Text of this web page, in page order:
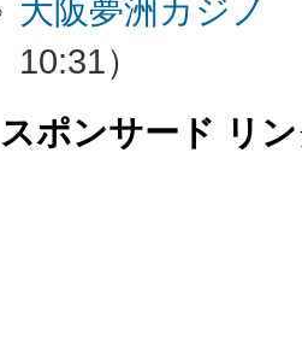
大阪夢洲カジノ
10:31）
スポンサード リ